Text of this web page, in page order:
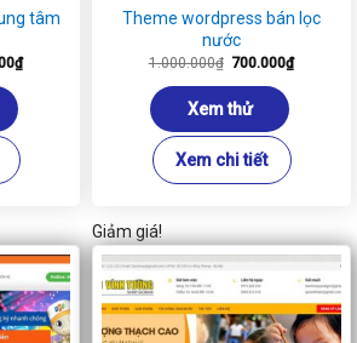
tâm
₫Giá
hiện
Theme wordpress bán lọc
nước
1.000.000₫ Giá
là:
1.000.000₫.
700.000₫Giá
hiện
Xem thử
Xem chi tiết
Giảm giá!